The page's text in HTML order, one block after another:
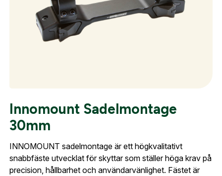
Måltavlor
Optik
Mer
Innomount Sadelmontage
30mm
INNOMOUNT sadelmontage är ett högkvalitativt
snabbfäste utvecklat för skyttar som ställer höga krav på
precision, hållbarhet och användarvänlighet. Fästet är